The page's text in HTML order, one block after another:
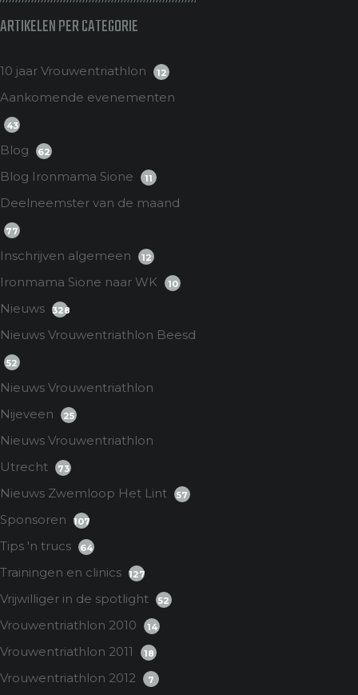
ARTIKELEN PER CATEGORIE
10 jaar Vrouwentriathlon 12
Aankomende evenementen
43
Blog 62
Blog Ironmama Sione 11
Deelneemster van de maand
77
Inschrijven algemeen 12
Ironmama Sione naar WK 10
Nieuws 328
Nieuws Vrouwentriathlon Beesd
52
Nieuws Vrouwentriathlon
Nijeveen
25
Nieuws Vrouwentriathlon
Utrecht
73
Nieuws Zwemloop Het Lint 57
Sponsoren 107
Tips 'n trucs 64
Trainingen en clinics 127
Vrijwilliger in de spotlight 52
Vrouwentriathlon 2010 14
Vrouwentriathlon 2011 18
Vrouwentriathlon 2012 7